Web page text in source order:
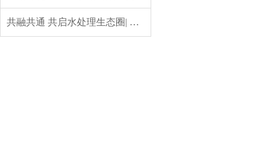
共融共通 共启水处理生态圈| 英诺格林成立20周年供应商大会定义水处理未来式